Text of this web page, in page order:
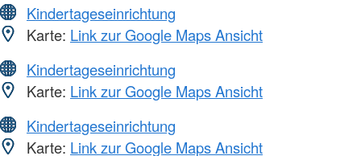
Kindertageseinrichtung
Karte: Link zur Google Maps Ansicht
Kindertageseinrichtung
Karte: Link zur Google Maps Ansicht
Kindertageseinrichtung
Karte: Link zur Google Maps Ansicht